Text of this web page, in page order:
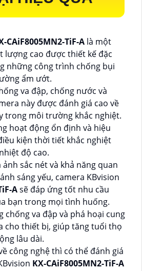
CAiF8005MN2-TiF-A là một
lượng cao được thiết kế đặc
những công trình chống bụi
ẩm ướt.
va đập, chống nước và
này được đánh giá cao về
trong môi trường khắc nghiệt.
hoạt động ổn định và hiệu
kiện thời tiết khắc nghiệt
độ cao.
sắc nét và khả năng quan
sáng yếu, camera KBvision
Asẽ đáp ứng tốt nhu cầu
bạn trong mọi tình huống.
chống va đập và phá hoại cung
cho thiết bị, giúp tăng tuổi thọ
lâu dài.
công nghệ thì có thể đánh giá
KX-CAiF8005MN2-TiF-A